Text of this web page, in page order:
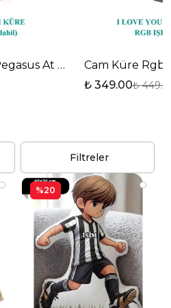
her yaştan bireyin
alternatifi sunar.
At Temalı Renk
Cam Küre Rgb
₺ 349.00₺
Filtreler
%20